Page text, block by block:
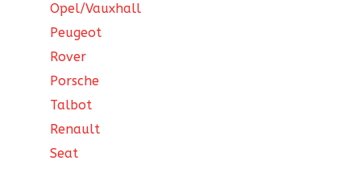
Opel/Vauxhall
Peugeot
Rover
Porsche
Talbot
Renault
Seat